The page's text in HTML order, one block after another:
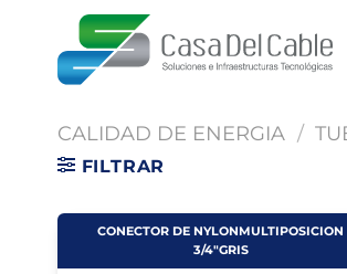
contenido
CALIDAD DE ENERGIA /
FILTRAR
CONECTOR DE NYLONMULTIPOSICION
3/4"GRIS